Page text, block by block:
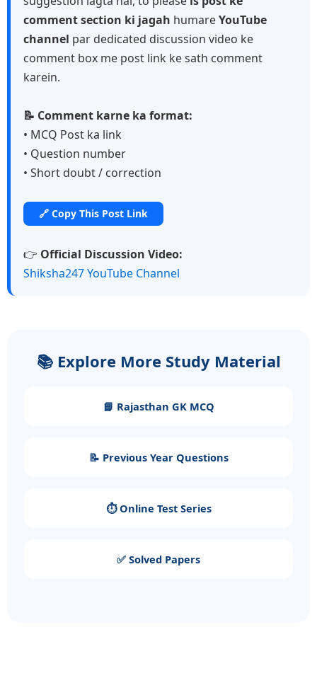
comment section ki jagah humareYouTube
channel par dedicated discussion video ke
comment box me post link ke sath comment
karein.
📝 Comment karne ka format:
• MCQ Post ka link
• Question number
• Short doubt / correction
🔗 Copy This Post Link
👉 Official Discussion Video:
Shiksha247 YouTube Channel
📚 Explore More Study Material
📘 Rajasthan GK MCQ
📝 Previous Year Questions
⏱️ Online Test Series
✅ Solved Papers